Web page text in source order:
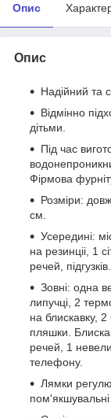
Опис
Опис
Надійний та
Відмінно
дітьми.
Під час
Фірмова
Розміри:
см.
Усередині:
на резинціі, 1
речей, підгузків.
Зовні: одна
липучці, 2
на блискавку, 2
пляшки.
речей, 1
телефону.
Лямки